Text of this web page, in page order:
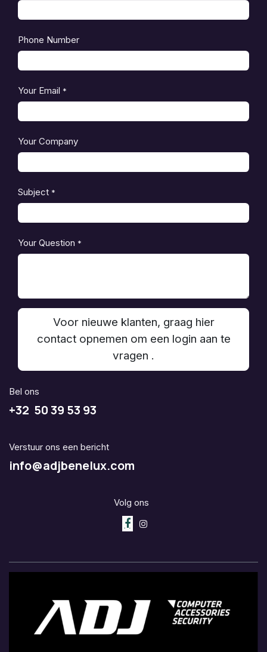
Phone Number
Your Email *
Your Company
Subject *
Your Question *
Voor nieuwe klanten, graag hier
contact opnemen om een login aan te
vragen .
Bel ons
+32 50 39 53 93
Verstuur ons een bericht
info@adjbenelux.com
Volg ons